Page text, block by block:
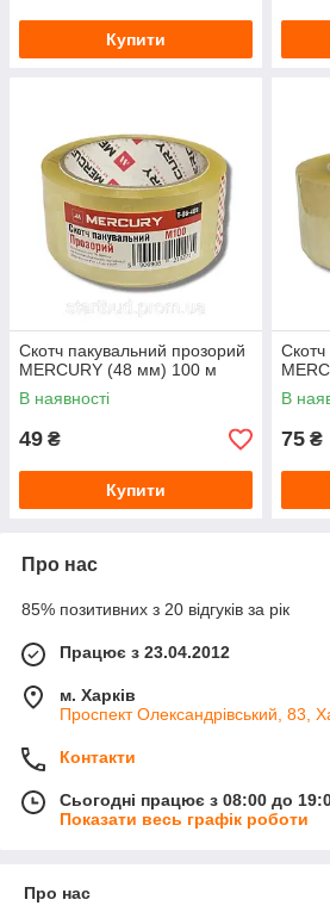
Купити
Скотч пакувальний прозорий
MERCURY (48 мм) 100 м
В наявності
49 ₴
Купити
Скотч
В
75 ₴
Про нас
85% позитивних з 20 відгуків за рік
Працює з 23.04.2012
м. Харків
Проспект Олександрівський, 83,
Контакти
Сьогодні працює з 08:00 до
Показати весь графік роботи
Про нас